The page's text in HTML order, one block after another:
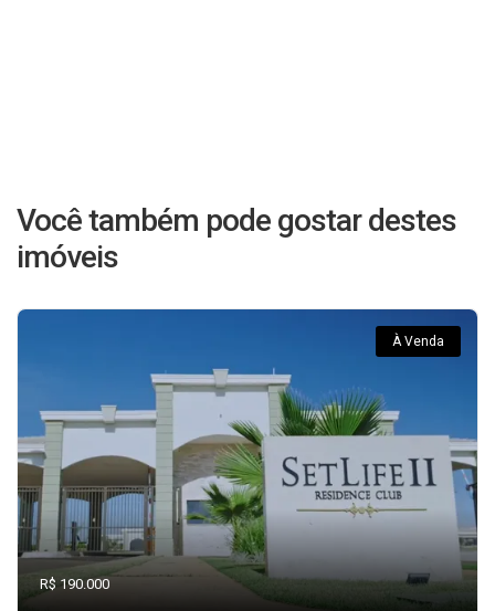
Você também pode gostar destes
imóveis
À Venda
R$ 190.000